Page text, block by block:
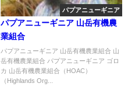
パプアニューギニア
パプアニューギニア 山岳有機農
業組合
パプアニューギニア 山岳有機農業組合 山
岳有機農業組合 パプアニューギニア ゴロ
カ 山岳有機農業組合（HOAC）
（Highlands Org...